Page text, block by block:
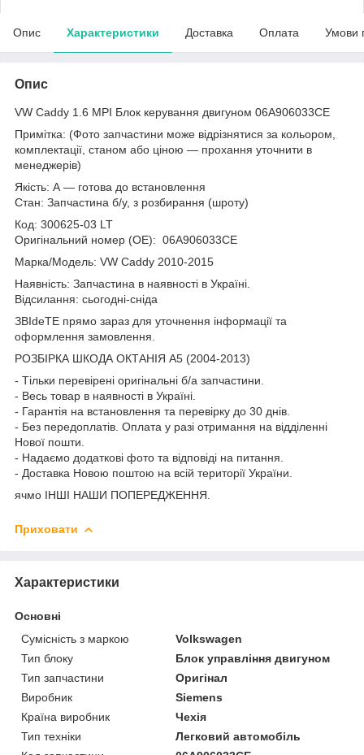
Опис Характеристики Доставка Оплата Умови
Опис
VW Caddy 1.6 MPI Блок керування двигуном 06A906033CE
Примітка: (Фото запчастини може відрізнятися за кольором,
комплектації, станом або ціною — прохання уточнити в
менеджерів)
Якість: А — готова до встановлення
Стан: Запчастина б/у, з розбирання (шроту)
Код: 300625-03 LT
Оригінальний номер (ОЕ): 06A906033CE
Марка/Модель: VW Caddy 2010-2015
Наявність: Запчастина в наявності в Україні.
Відсилання: сьогодні-сніда
ЗВІdeТЕ прямо зараз для уточнення інформації та
оформлення замовлення.
РОЗБІРКА ШКОДА ОКТАНІЯ A5 (2004-2013)
- Тільки перевірені оригінальні б/а запчастини.
- Весь товар в наявності в Україні.
- Гарантія на встановлення та перевірку до 30 днів.
- Без передоплатів. Оплата у разі отримання на відділенні
Нової пошти.
- Надаємо додаткові фото та відповіді на питання.
- Доставка Новою поштою на всій території України.
ячмо ІНШІ НАШИ ПОПЕРЕДЖЕННЯ.
Приховати
Характеристики
Основні
Сумісність з маркою
Volkswagen
Тип блоку
Блок управління двигуном
Тип запчастини
Оригінал
Виробник
Siemens
Країна виробник
Чехія
Тип техніки
Легковий автомобіль